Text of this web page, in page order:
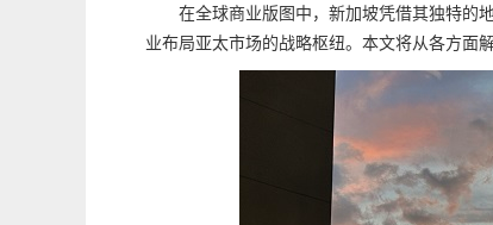
在全球商业版图中，新加坡凭借其独特的
业布局亚太市场的战略枢纽。本文将从各方面